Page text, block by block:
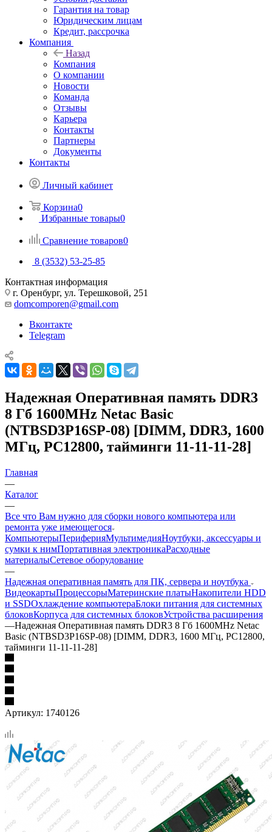
Гарантия на товар
Юридическим лицам
Кредит, рассрочка
Компания
Назад
Компания
О компании
Новости
Команда
Отзывы
Карьера
Контакты
Партнеры
Документы
Контакты
Личный кабинет
Корзина0
Избранные товары0
Сравнение товаров0
8 (3532) 53-25-85
Контактная информация
г. Оренбург, ул. Терешковой, 251
domcomporen@gmail.com
Вконтакте
Telegram
Надежная Оперативная память DDR3
8 Гб 1600MHz Netac Basic
(NTBSD3P16SP-08) [DIMM, DDR3, 1600
МГц, PC12800, тайминги 11-11-11-28]
Главная
—
Каталог
—
Все что Вам нужно для сборки нового компьютера или
ремонта уже имеющегося
КомпьютерыПериферияМультимедияНоутбуки, аксессуары и
сумки к нимПортативная электроникаРасходные
материалыСетевое оборудование
—
Надежная оперативная память для ПК, сервера и ноутбука
ВидеокартыПроцессорыМатеринские платыНакопители HDD
и SSDОхлаждение компьютераБлоки питания для системных
блоковКорпуса для системных блоковУстройства расширения
—Надежная Оперативная память DDR3 8 Гб 1600MHz Netac
Basic (NTBSD3P16SP-08) [DIMM, DDR3, 1600 МГц, PC12800,
тайминги 11-11-11-28]
Артикул: 1740126